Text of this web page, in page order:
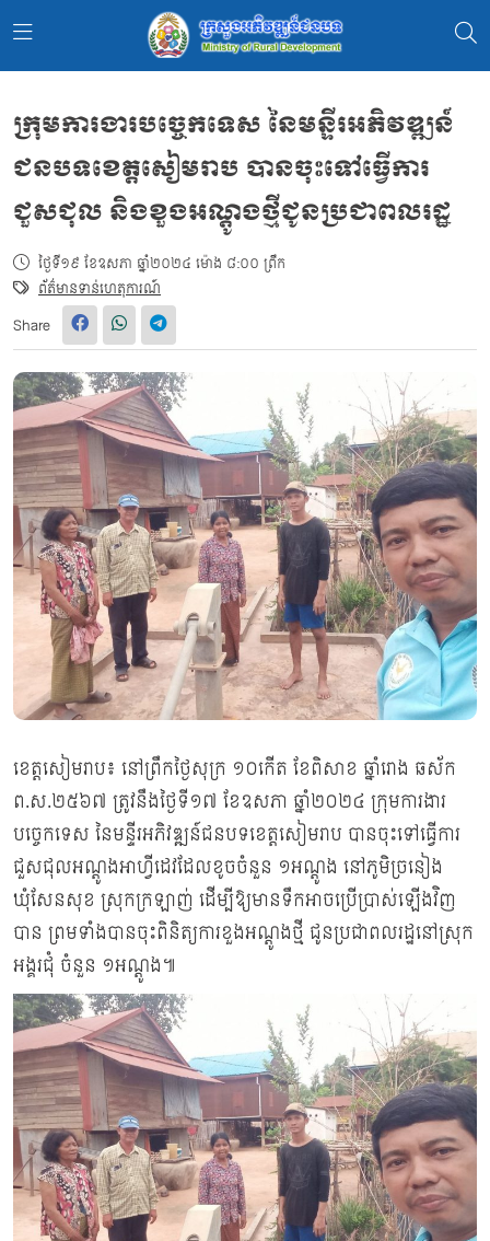
ក្រុមការងារបច្ចេកទេស នៃមន្ទីរអភិវឌ្ឍន៍
ជនបទខេត្តសៀមរាប បានចុះទៅធ្វើការ
ជួសជុល និងខួងអណ្តូងថ្មីជូនប្រជាពលរដ្ឋ
ថ្ងៃទី១៩ ខែឧសភា ឆ្នាំ២០២៤ ម៉ោង ៨:០០ ព្រឹក
ព័ត៌មានទាន់ហេតុការណ៍
Share
ខេត្តសៀមរាប៖ នៅព្រឹកថ្ងៃសុក្រ ១០កើត ខែពិសាខ ឆ្នាំរោង ឆស័ក
ព.ស.២៥៦៧ ត្រូវនឹងថ្ងៃទី១៧ ខែឧសភា ឆ្នាំ២០២៤ ក្រុមការងារ
បច្ចេកទេស នៃមន្ទីរអភិវឌ្ឍន៍ជនបទខេត្តសៀមរាប បានចុះទៅធ្វើការ
ជួសជុលអណ្តូងអាហ្វីដេវដែលខូចចំនួន ១អណ្ដូង នៅភូមិច្រនៀង
ឃុំសែនសុខ ស្រុកក្រឡាញ់ ដើម្បីឱ្យមានទឹកអាចប្រើប្រាស់ឡើងវិញ
បាន ព្រមទាំងបានចុះពិនិត្យការខួងអណ្តូងថ្មី ជូនប្រជាពលរដ្ឋនៅស្រុក
អង្គរជុំ ចំនួន ១អណ្ដូង៕